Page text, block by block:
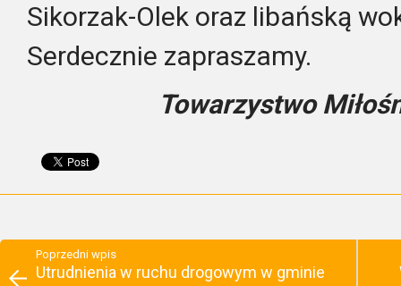
Sikorzak-Olek oraz libańską
Serdecznie zapraszamy.
Towarzystwo
Poprzedni wpis
Utrudnienia w ruchu drogowym w gminie